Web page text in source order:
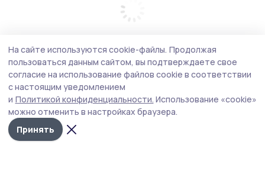
На сайте используются cookie-файлы. Продолжая
пользоваться данным сайтом, вы подтверждаете свое
согласие на использование файлов cookie в соответствии
с настоящим уведомлением
и Политикой конфиденциальности. Использование «cookie»
можно отменить в настройках браузера.
Принять